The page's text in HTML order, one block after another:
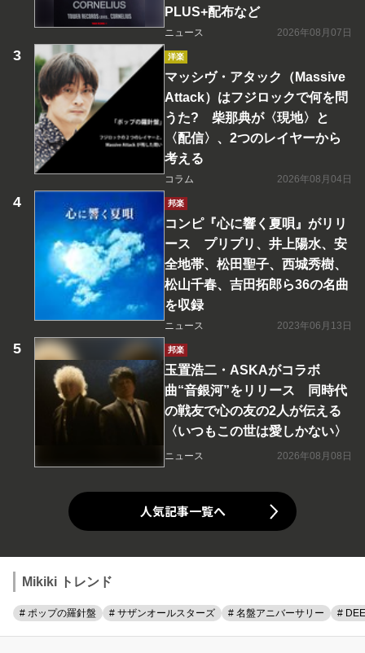
PLUS+配布など
ニュース 2026年08月07日
洋楽
マッシヴ・アタック（Massive
Attack）はフジロックで何を問
うた? 柴那典が〈現地〉と
〈配信〉、2つのレイヤーから
考える
コラム 2026年08月04日
邦楽
コンピ『心に響く夏唄』がリリ
ース プリプリ、井上陽水、安
全地帯、松田聖子、西城秀樹、
松山千春、吉田拓郎ら36の名曲
を収録
ニュース 2023年06月13日
邦楽
玉置浩二・ASKAがコラボ
曲“音銀河”をリリース 同時代
の戦友で心の友の2人が伝える
〈いつもこの世は愛しかない〉
ニュース 2026年08月08日
人気記事一覧へ
Mikiki トレンド
# ポップの羅針盤 # サザンオールスターズ # 名盤アニバーサリー #